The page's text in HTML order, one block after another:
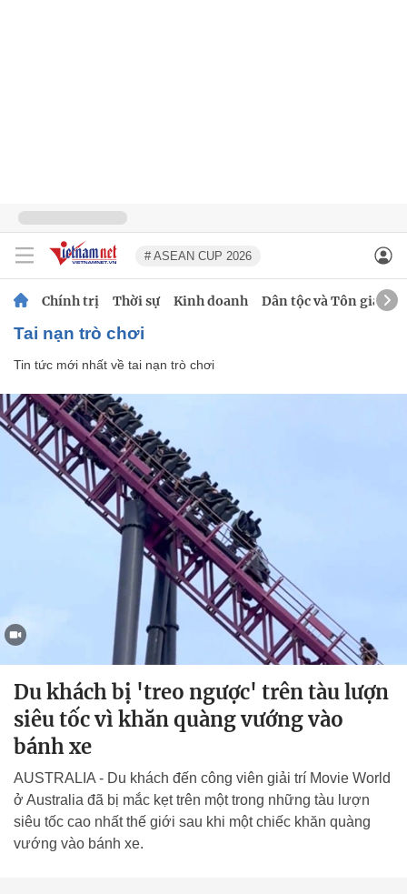
# ASEAN CUP 2026
Chính trị Thời sự Kinh doanh Dân tộc và Tôn giáo
tai nạn trò chơi
Tin tức mới nhất về tai nạn trò chơi
Du khách bị 'treo ngược' trên tàu lượn
siêu tốc vì khăn quàng vướng vào
bánh xe
AUSTRALIA - Du khách đến công viên giải trí Movie World
ở Australia đã bị mắc kẹt trên một trong những tàu lượn
siêu tốc cao nhất thế giới sau khi một chiếc khăn quàng
vướng vào bánh xe.